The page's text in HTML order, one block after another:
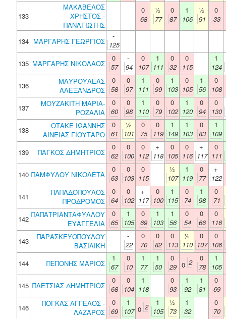
133
ΜΑΚΑΒΕΛΟΣ
ΧΡΗΣΤΟΣ -
ΠΑΝΑΓΙΩΤΗΣ
0
68
½
77
0
87
1
106
½
91
0
33
134 ΜΑΡΓΑΡΗΣ ΓΕΩΡΓΙΟΣ
-
125
135 ΜΑΡΓΑΡΗΣ ΝΙΚΟΛΑΟΣ
0
57
-
94
0
107
1
111
0
32
0
115
1
124
136
ΜΑΥΡΟΥΛΕΑΣ
ΑΛΕΞΑΝΔΡΟΣ
0
58
0
97
1
111
0
99
1
103
0
105
1
56
0
108
137
ΜΟΥΖΑΚΙΤΗ ΜΑΡΙΑ-
ΡΟΖΑΛΙΑ
0
60
0
98
1
110
0
79
0
102
1
120
0
94
0
130
138
ΟΤΑΚΕ ΙΩΑΝΝΗΣ
ΑΙΝΕΙΑΣ ΓΙΟΥΤΑΡΟ
0
61
½
101
0
75
0
119
1
149
1
103
0
83
1
109
139
ΠΑΓΚΟΣ ΔΗΜΗΤΡΙΟΣ
0
62
0
100
0
112
+
118
0
105
0
116
+
117
0
111
140 ΠΑΜΦΥΛΟΥ ΝΙΚΟΛΕΤΑ
0
63
0
103
0
115
½
107
1
119
0
77
+
122
141
ΠΑΠΑΔΟΠΟΥΛΟΣ
ΠΡΟΔΡΟΜΟΣ
0
64
0
102
+
117
0
100
1
115
0
74
1
98
0
71
142 ΠΑΠΑΤΡΙΑΝΤΑΦΥΛΛΟΥ
ΕΥΑΓΓΕΛΙΑ
0
65
1
105
0
69
1
103
1
56
0
54
0
66
0
116
143
ΠΑΡΑΣΚΕΥΟΠΟΥΛΟΥ
ΒΑΣΙΛΙΚΗ
-
22
0
70
0
82
0
113
½
110
0
107
0
106
144
ΠΕΠΟΝΗΣ ΜΑΡΙΟΣ
1
67
0
10
1
77
1
50
0
29 0 2
0
78
1
105
145 ΠΛΕΤΣΙΑΣ ΔΗΜΗΤΡΙΟΣ
0
68
0
104
1
118
0
93
1
92
1
81
0
69
146
ΠΟΓΚΑΣ ΑΓΓΕΛΟΣ -
ΛΑΖΑΡΟΣ
0
69
1
107 0 2
1
105
½
73
1
32
0
70